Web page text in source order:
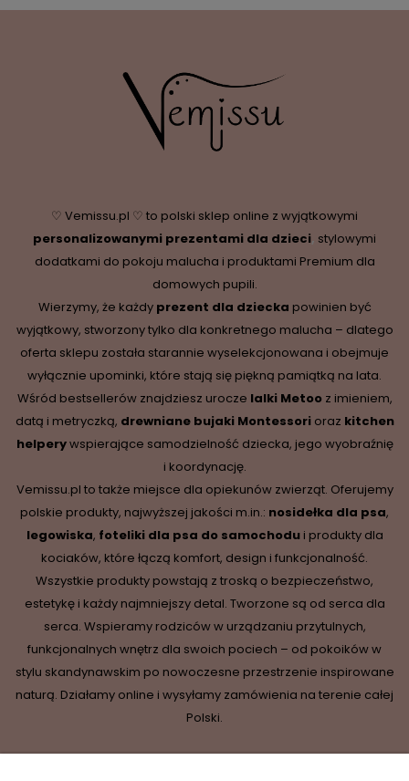
♡ Vemissu.pl ♡ to polski sklep online z wyjątkowymi
personalizowanymi prezentami dla dzieci, stylowymi
dodatkami do pokoju malucha i produktami Premium dla
domowych pupili.
Wierzymy, że każdy prezent dla dziecka powinien być
wyjątkowy, stworzony tylko dla konkretnego malucha – dlatego
oferta sklepu została starannie wyselekcjonowana i obejmuje
wyłącznie upominki, które stają się piękną pamiątką na lata.
Wśród bestsellerów znajdziesz urocze lalki Metoo z imieniem,
datą i metryczką, drewniane bujaki Montessorioraz kitchen
helperywspierające samodzielność dziecka, jego wyobraźnię
i koordynację.
Vemissu.pl to także miejsce dla opiekunów zwierząt. Oferujemy
polskie produkty, najwyższej jakości m.in.: nosidełka dla psa,
legowiska, foteliki dla psa do samochodui produkty dla
kociaków, które łączą komfort, design i funkcjonalność.
Wszystkie produkty powstają z troską o bezpieczeństwo,
estetykę i każdy najmniejszy detal. Tworzone są od serca dla
serca. Wspieramy rodziców w urządzaniu przytulnych,
funkcjonalnych wnętrz dla swoich pociech – od pokoików w
stylu skandynawskim po nowoczesne przestrzenie inspirowane
naturą. Działamy online i wysyłamy zamówienia na terenie całej
Polski.